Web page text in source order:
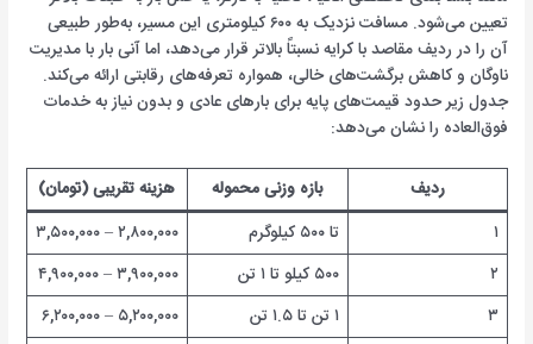
تعیین می‌شود. مسافت نزدیک به ۶۰۰ کیلومتری این مسیر، به‌طور طبیعی
آن را در ردیف مقاصد با کرایه نسبتاً بالاتر قرار می‌دهد، اما آنی بار با مدیریت
ناوگان و کاهش برگشت‌های خالی، همواره تعرفه‌های رقابتی ارائه می‌کند.
جدول زیر حدود قیمت‌های پایه برای بارهای عادی و بدون نیاز به خدمات
فوق‌العاده را نشان می‌دهد:
ردیف بازه وزنی محموله
هزینه تقریبی (تومان)
۱
تا ۵۰۰ کیلوگرم
۲,۸۰۰,۰۰۰ – ۳,۵۰۰,۰۰۰
۲
۵۰۰ کیلو تا ۱ تن
۳,۹۰۰,۰۰۰ – ۴,۹۰۰,۰۰۰
۳
۱ تن تا ۱.۵ تن ۵,۲۰۰,۰۰۰ – ۶,۲۰۰,۰۰۰